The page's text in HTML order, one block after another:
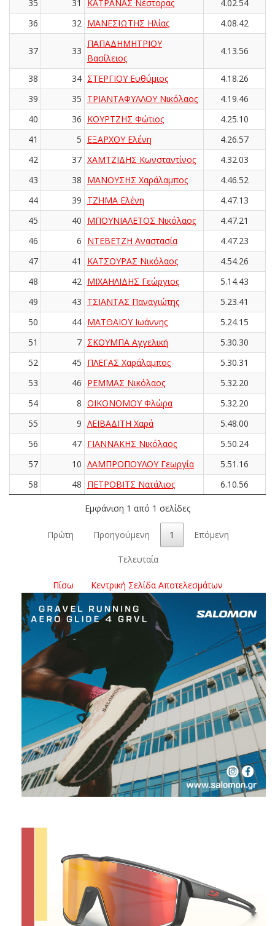
35 31 ΚΑΤΡΑΝΑΣ Νέστορας
4.02.54
36
32 ΜΑΝΕΣΙΩΤΗΣ Ηλίας 4.08.42
37 33
ΠΑΠΑΔΗΜΗΤΡΙΟΥ
Βασίλειος
4.13.56
38 34 ΣΤΕΡΓΙΟΥ Ευθύμιος
4.18.26
39
35 ΤΡΙΑΝΤΑΦΥΛΛΟΥ Νικόλαος
4.19.46
40
36 ΚΟΥΡΤΖΗΣ Φώτιος
4.25.10
41
5 ΕΞΑΡΧΟΥ Ελένη
4.26.57
42
37 ΧΑΜΤΖΙΔΗΣ Κωνσταντίνος
4.32.03
43
38 ΜΑΝΟΥΣΗΣ Χαράλαμπος
4.46.52
44
39 ΤΖΗΜΑ Ελένη
4.47.13
45
40 ΜΠΟΥΝΙΑΛΕΤΟΣ Νικόλαος
4.47.21
46
6 ΝΤΕΒΕΤΖΗ Αναστασία
4.47.23
47
41 ΚΑΤΣΟΥΡΑΣ Νικόλαος
4.54.26
48
42 ΜΙΧΑΗΛΙΔΗΣ Γεώργιος
5.14.43
49
43 ΤΣΙΑΝΤΑΣ Παναγιώτης
5.23.41
50
44 ΜΑΤΘΑΙΟΥ Ιωάννης
5.24.15
51
7 ΣΚΟΥΜΠΑ Αγγελική
5.30.30
52
45 ΠΛΕΓΑΣ Χαράλαμπος
5.30.31
53
46 ΡΕΜΜΑΣ Νικόλαος
5.32.20
54
8 ΟΙΚΟΝΟΜΟΥ Φλώρα
5.32.20
55
9 ΛΕΙΒΑΔΙΤΗ Χαρά
5.48.00
56
47 ΓΙΑΝΝΑΚΗΣ Νικόλαος
5.50.24
57
10 ΛΑΜΠΡΟΠΟΥΛΟΥ Γεωργία
5.51.16
58
48 ΠΕΤΡΟΒΙΤΣ Νατάλιος 6.10.56
Εμφάνιση 1 από 1 σελίδες
Πρώτη Προηγούμενη 1 Επόμενη
Τελευταία
Πίσω Κεντρική Σελίδα Αποτελεσμάτων